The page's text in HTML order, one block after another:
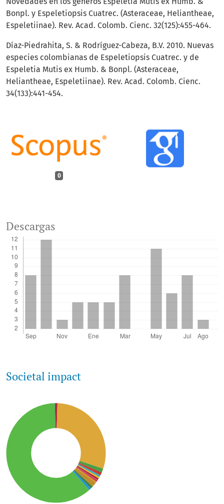
0
Descargas
Societal impact
Bonpl. y Espeletiopsis Cuatrec. (Asteraceae, Heliantheae,
Espeletiinae). Rev. Acad. Colomb. Cienc. 32(125):455-464.
Díaz-Piedrahita, S. & Rodríguez-Cabeza, B.V. 2010. Nuevas
especies colombianas de Espeletiopsis Cuatrec. y de
Espeletia Mutis ex Humb. & Bonpl. (Asteraceae,
Heliantheae, Espeletiinae). Rev. Acad. Colomb. Cienc.
34(133):441-454.